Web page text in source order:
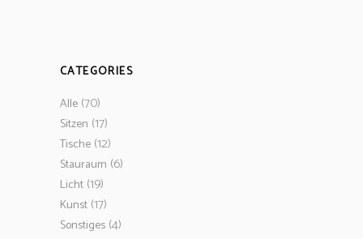
CATEGORIES
Alle (70)
Sitzen (17)
Tische (12)
Stauraum (6)
Licht (19)
Kunst (17)
Sonstiges (4)